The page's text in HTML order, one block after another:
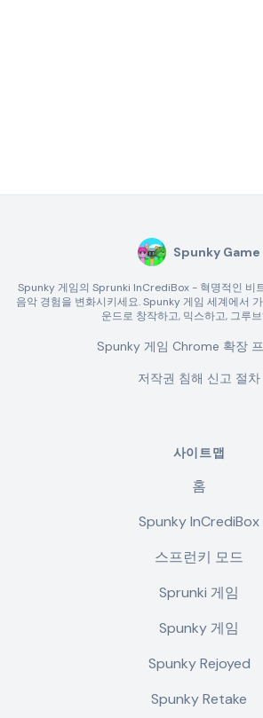
Spunky Game
Spunky 게임의 Sprunki InCrediBox - 혁명적인 비
음악 경험을 변화시키세요. Spunky 게임 세계에서
운드로 창작하고, 믹스하고, 그루
Spunky 게임 Chrome 확장
저작권 침해 신고 절차
사이트맵
홈
Spunky InCrediBox
스프런키 모드
Sprunki 게임
Spunky 게임
Spunky Rejoyed
Spunky Retake